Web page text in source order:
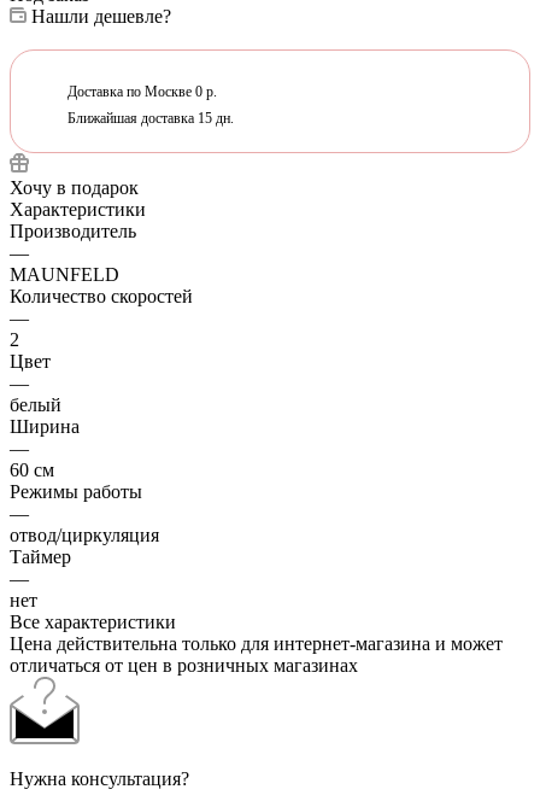
Нашли дешевле?
Доставка по Москве 0 р.
Ближайшая доставка 15 дн.
Хочу в подарок
Характеристики
Производитель
—
MAUNFELD
Количество скоростей
—
2
Цвет
—
белый
Ширина
—
60 см
Режимы работы
—
отвод/циркуляция
Таймер
—
нет
Все характеристики
Цена действительна только для интернет-магазина и может
отличаться от цен в розничных магазинах
Нужна консультация?